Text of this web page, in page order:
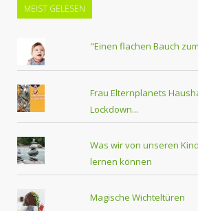
MEIST GELESEN
"Einen flachen Bauch
Frau Elternplanets
Lockdown...
Was wir von unseren
lernen können
Magische Wichteltüren